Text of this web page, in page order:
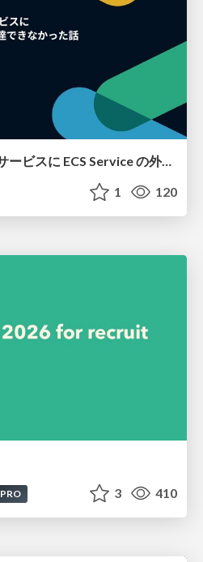
Service Connect 上のサービスに ECS Service の外側から到達できなかった話
1 120
PRO 3 410